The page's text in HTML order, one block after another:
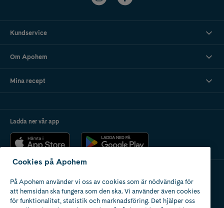
Kundservice
Om Apohem
Mina recept
Ladda ner vår app
Apotek med tillstånd
av Läkemedelsverket
Cookies på Apohem
På Apohem använder vi oss av cookies som är nödvändiga för
att hemsidan ska fungera som den ska. Vi använder även cookies
för funktionalitet, statistik och marknadsföring. Det hjälper oss